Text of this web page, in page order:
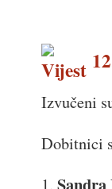
Izvučeni
Dobitnici
1.